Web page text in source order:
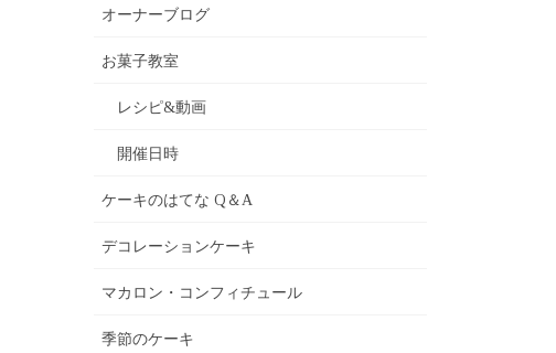
オーナーブログ
お菓子教室
レシピ&動画
開催日時
ケーキのはてな Q＆A
デコレーションケーキ
マカロン・コンフィチュール
季節のケーキ